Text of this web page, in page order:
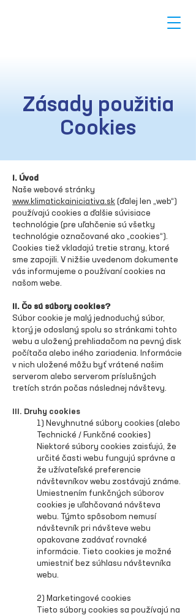
Zásady použitia
Cookies
I. Úvod
Naše webové stránky
www.klimatickainiciativa.sk (ďalej len „web“)
používajú cookies a ďalšie súvisiace
technológie (pre uľahčenie sú všetky
technológie označované ako „cookies“).
Cookies tiež vkladajú tretie strany, ktoré
sme zapojili. V nižšie uvedenom dokumente
vás informujeme o používaní cookies na
našom webe.
II. Čo sú súbory cookies?
Súbor cookie je malý jednoduchý súbor,
ktorý je odoslaný spolu so stránkami tohto
webu a uložený prehliadačom na pevný disk
počítača alebo iného zariadenia. Informácie
v nich uložené môžu byť vrátené našim
serverom alebo serverom príslušných
tretích strán počas následnej návštevy.
III. Druhy cookies
1) Nevyhnutné súbory cookies (alebo
Technické / Funkčné cookies)
Niektoré súbory cookies zaisťujú, že
určité časti webu fungujú správne a
že užívateľské preferencie
návštevníkov webu zostávajú známe.
Umiestnením funkčných súborov
cookies je uľahčovaná návšteva
webu. Týmto spôsobom nemusí
návštevník pri návšteve webu
opakovane zadávať rovnaké
informácie. Tieto cookies je možné
umiestniť bez súhlasu návštevníka
webu.
2) Marketingové cookies
Tieto súbory cookies sa používajú na